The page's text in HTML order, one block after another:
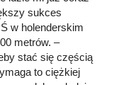
sukces
w holenderskim
metrów. –
stać się częścią
to ciężkiej